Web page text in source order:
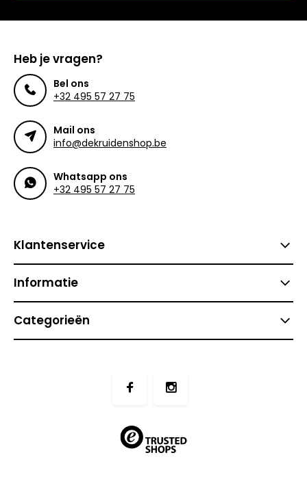
Heb je vragen?
Bel ons
+32 495 57 27 75
Mail ons
info@dekruidenshop.be
Whatsapp ons
+32 495 57 27 75
Klantenservice
Informatie
Categorieën